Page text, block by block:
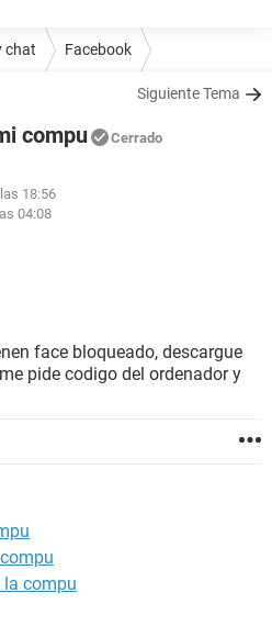
chat Facebook
Siguiente Tema
compu Cerrado
18:56
04:08
face bloqueado, descargue
pide codigo del ordenador y
la compu